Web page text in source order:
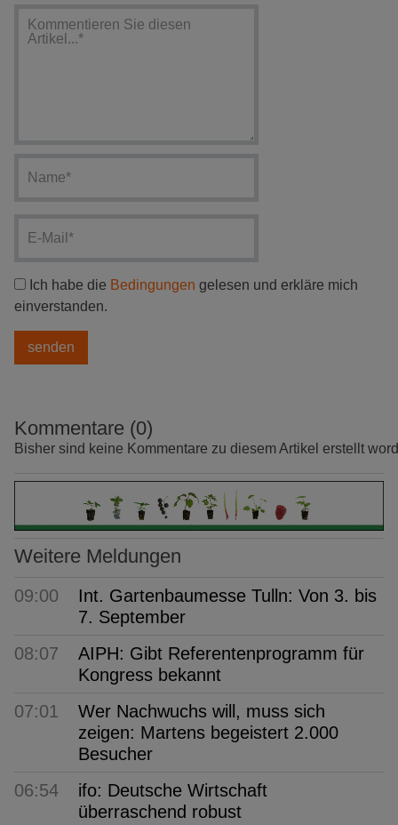
Ich habe die Bedingungen gelesen und erkläre mich
einverstanden.
Kommentare (0)
Bisher sind keine Kommentare zu diesem Artikel erstellt
Weitere Meldungen
09:00
Int. Gartenbaumesse Tulln: Von 3. bis
7. September
08:07
AIPH: Gibt Referentenprogramm für
Kongress bekannt
07:01
Wer Nachwuchs will, muss sich
zeigen: Martens begeistert 2.000
Besucher
06:54
ifo: Deutsche Wirtschaft
überraschend robust